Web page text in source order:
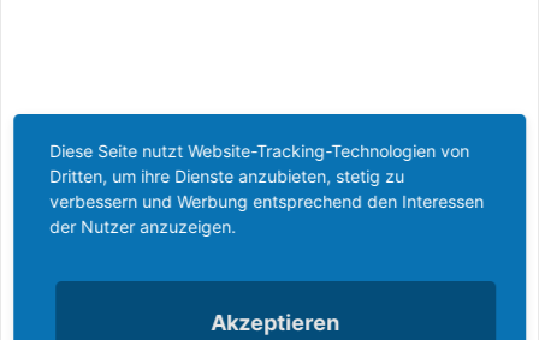
Diese Seite nutzt Website-Tracking-Technologien von
Dritten, um ihre Dienste anzubieten, stetig zu
verbessern und Werbung entsprechend den Interessen
der Nutzer anzuzeigen.
Akzeptieren